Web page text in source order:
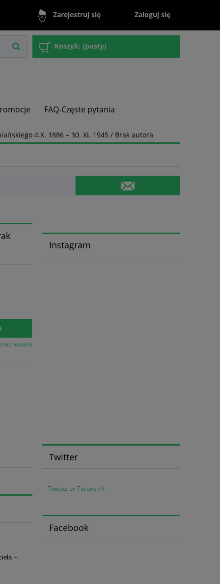
Zarejestruj się Zaloguj się
Koszyk: (pusty)
FAQ-Częste pytania
4.X. 1886 – 30. XI. 1945 / Brak autora
–
Instagram
Twitter
Tweets by TorunskiA
Facebook